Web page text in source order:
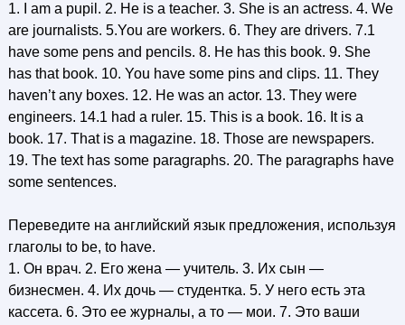
1. I am a pupil. 2. Не is a teacher. 3. She is an actress. 4. We
are journalists. 5.You are workers. 6. They are drivers. 7.1
have some pens and pencils. 8. He has this book. 9. She
has that book. 10. You have some pins and clips. 11. They
haven’t any boxes. 12. He was an actor. 13. They were
engineers. 14.1 had a ruler. 15. This is a book. 16. It is a
book. 17. That is a magazine. 18. Those are newspapers.
19. The text has some paragraphs. 20. The paragraphs have
some sentences.
Переведите на английский язык предложения, используя
глаголы to be, to have.
1. Он врач. 2. Его жена — учитель. 3. Их сын —
бизнесмен. 4. Их дочь — студентка. 5. У него есть эта
кассета. 6. Это ее журналы, а то — мои. 7. Это ваши